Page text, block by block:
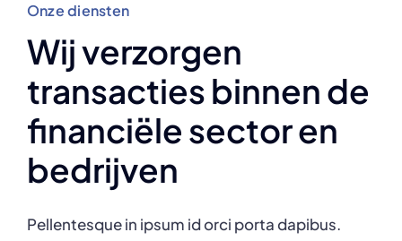
Onze diensten
Wij verzorgen
transacties binnen de
financiële sector en
bedrijven
Pellentesque in ipsum id orci porta dapibus.